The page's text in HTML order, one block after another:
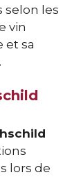
selon les
vin
et sa
lors de